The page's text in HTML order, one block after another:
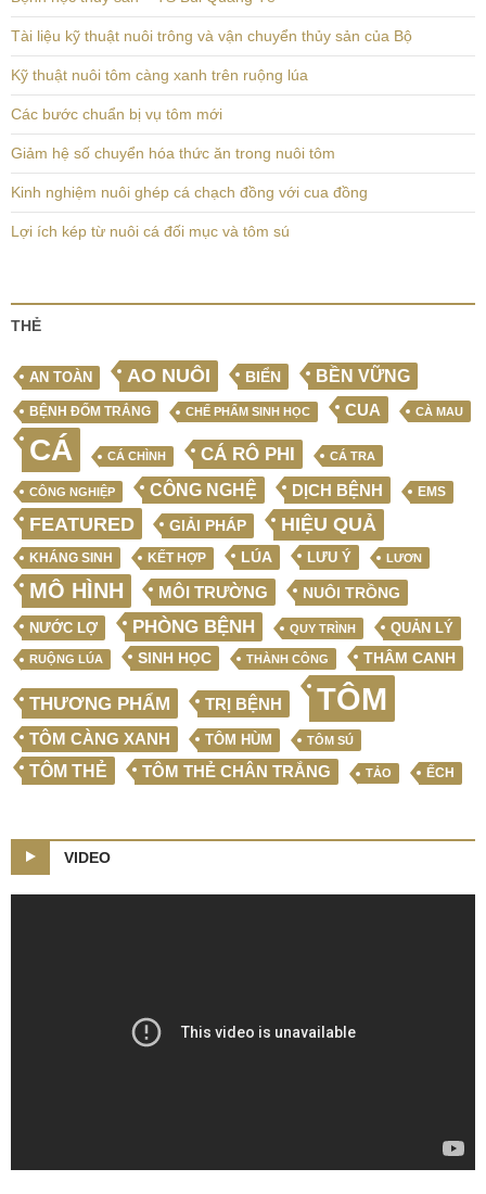
Tài liệu kỹ thuật nuôi trông và vận chuyển thủy sản của Bộ
Kỹ thuật nuôi tôm càng xanh trên ruộng lúa
Các bước chuẩn bị vụ tôm mới
Giảm hệ số chuyển hóa thức ăn trong nuôi tôm
Kinh nghiệm nuôi ghép cá chạch đồng với cua đồng
Lợi ích kép từ nuôi cá đối mục và tôm sú
THẺ
AN TOÀN AO NUÔI BIỂN BỀN VỮNG
BỆNH ĐỐM TRẮNG CHẾ PHẨM SINH HỌC CUA CÀ MAU
CÁ CÁ CHÌNH CÁ RÔ PHI CÁ TRA
CÔNG NGHIỆP CÔNG NGHỆ DỊCH BỆNH EMS
FEATURED GIẢI PHÁP HIỆU QUẢ
KHÁNG SINH KẾT HỢP LÚA LƯU Ý LƯƠN
MÔ HÌNH MÔI TRƯỜNG NUÔI TRỒNG
NƯỚC LỢ PHÒNG BỆNH QUY TRÌNH QUẢN LÝ
RUỘNG LÚA SINH HỌC THÀNH CÔNG THÂM CANH
THƯƠNG PHẨM TRỊ BỆNH TÔM
TÔM CÀNG XANH TÔM HÙM TÔM SÚ
TÔM THẺ TÔM THẺ CHÂN TRẮNG TẢO ẾCH
VIDEO